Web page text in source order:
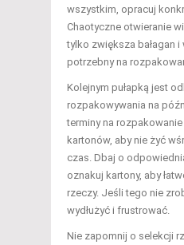
wszystkim, opracuj
Chaotyczne otwieranie
tylko zwiększa bałagan i
potrzebny na
Kolejnym pułapką jest
rozpakowywania na
terminy na
kartonów, aby nie żyć
czas. Dbaj o
oznakuj kartony, aby
rzeczy. Jeśli tego nie
wydłużyć i frustrować.
Nie zapomnij o selekcji